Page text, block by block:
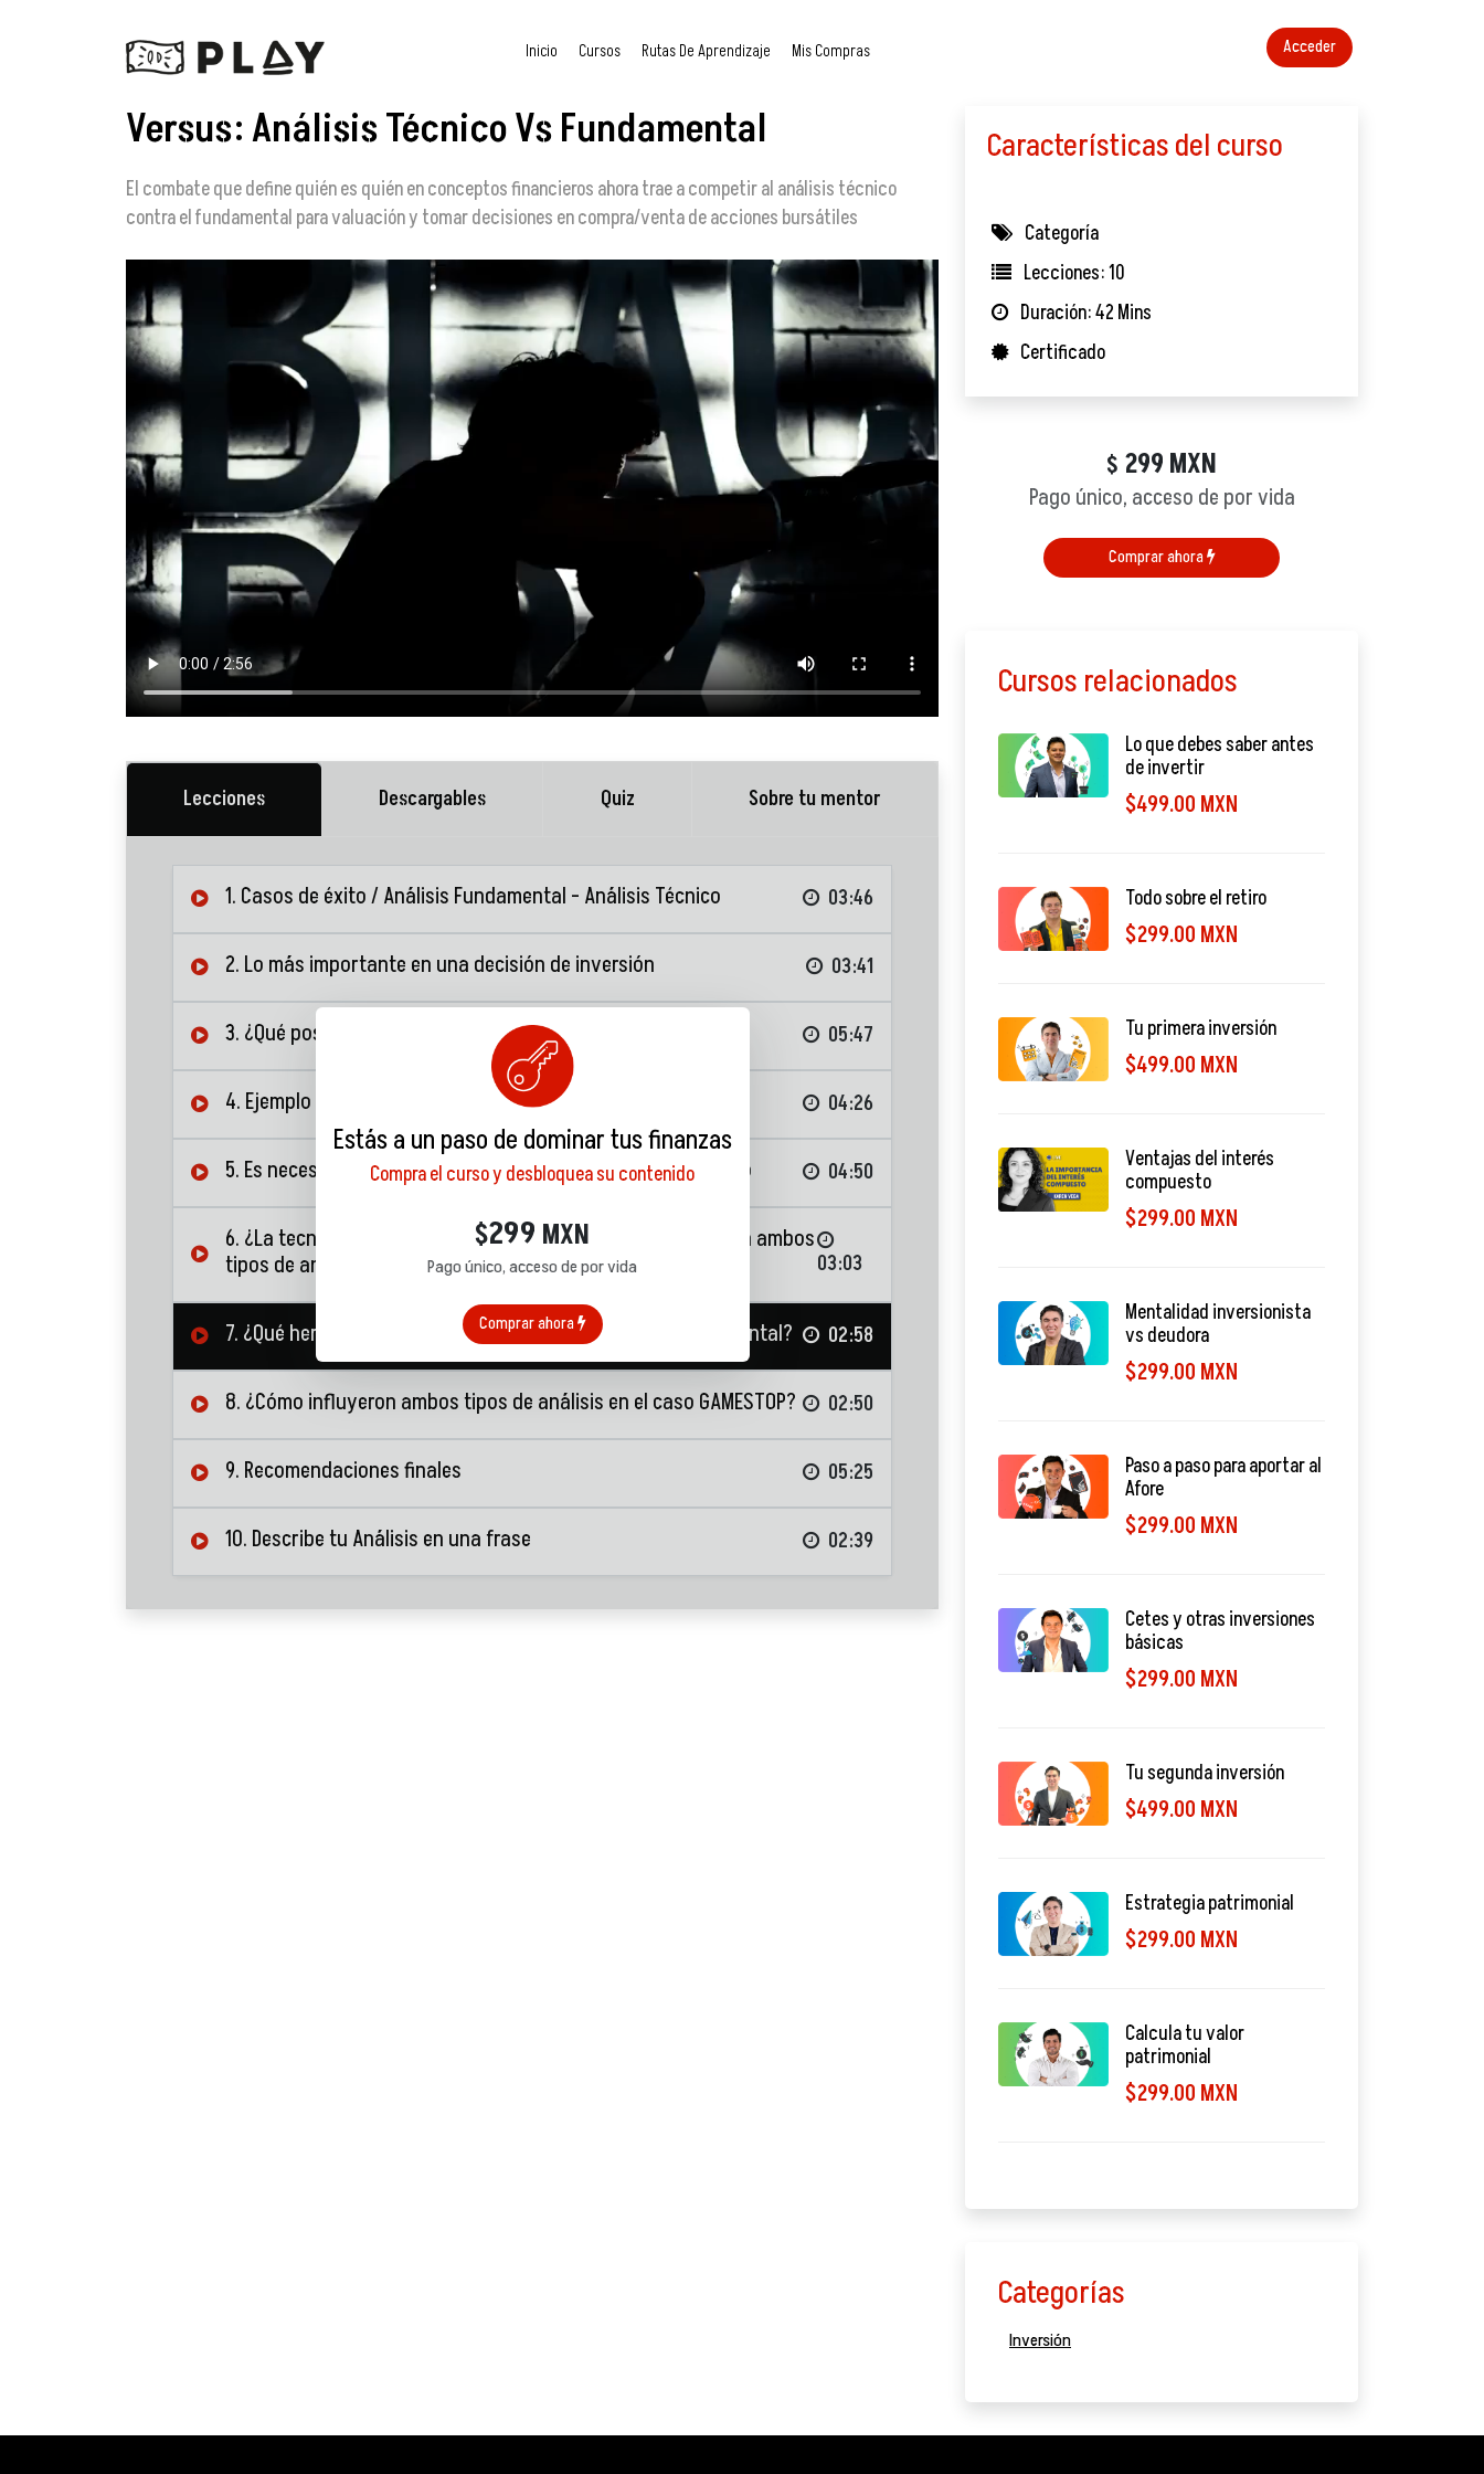
Inicio Cursos Rutas De Aprendizaje Mis Compras Acceder
Versus: Análisis Técnico Vs Fundamental
El combate que define quién es quién en conceptos financieros ahora trae a competir al análisis técnico
contra el fundamental para valuación y tomar decisiones en compra/venta de acciones bursátiles
Lecciones Descargables Quiz Sobre tu mentor
1. Casos de éxito / Análisis Fundamental - Análisis Técnico 03:46
2. Lo más importante en una decisión de inversión 03:41
3. ¿Qué postura beneficia a las estrategias de largo plazo? 05:47
4. Ejemplo en contra del oponente 04:26
5. Es necesario dedicar mucho tiempo al usar análisis técnico 04:50
6. ¿La tecnología puede quitarles el trabajo a los humanos en ambos
tipos de análisis?
03:03
7. ¿Qué herramientas sirven más, Análisis Técnico o Fundamental? 02:58
8. ¿Cómo influyeron ambos tipos de análisis en el caso GAMESTOP? 02:50
9. Recomendaciones finales 05:25
10. Describe tu Análisis en una frase 02:39
Estás a un paso de dominar tus finanzas
Compra el curso y desbloquea su contenido
$299 MXN
Pago único, acceso de por vida
Comprar ahora
Características del curso
Categoría
Lecciones: 10
Duración: 42 Mins
Certificado
$ 299 MXN
Pago único, acceso de por vida
Comprar ahora
Cursos relacionados
Lo que debes saber antes
de invertir
$499.00 MXN
Todo sobre el retiro
$299.00 MXN
Tu primera inversión
$499.00 MXN
Ventajas del interés
compuesto
$299.00 MXN
Mentalidad inversionista
vs deudora
$299.00 MXN
Paso a paso para aportar al
Afore
$299.00 MXN
Cetes y otras inversiones
básicas
$299.00 MXN
Tu segunda inversión
$499.00 MXN
Estrategia patrimonial
$299.00 MXN
Calcula tu valor
patrimonial
$299.00 MXN
Categorías
Inversión